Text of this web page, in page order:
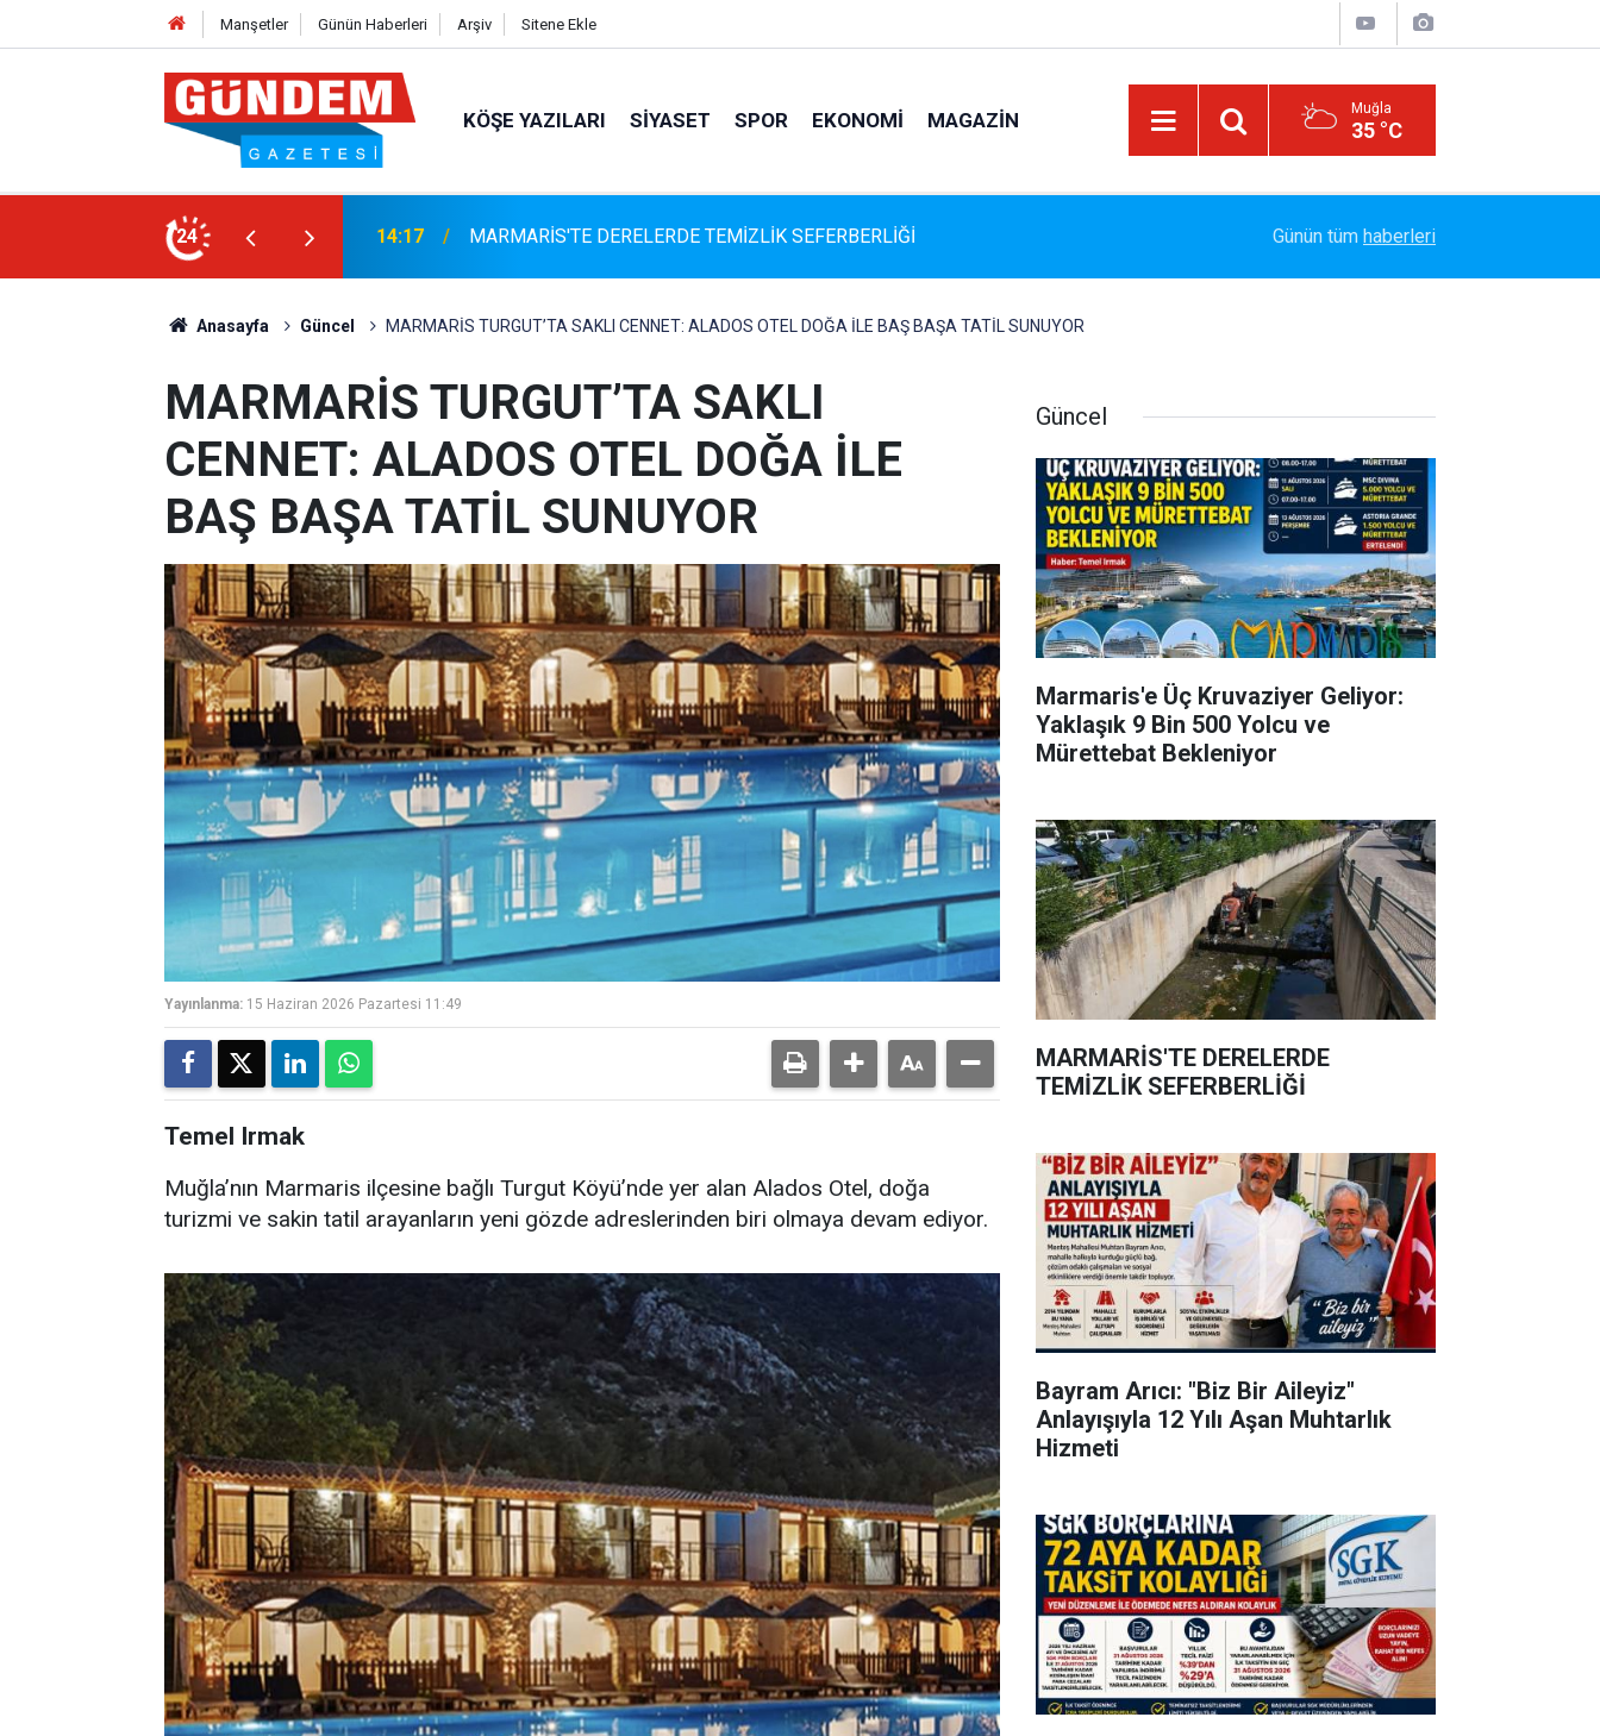
Manşetler Günün Haberleri Arşiv Sitene Ekle
KÖŞE YAZILARI SIYASET SPOR EKONOMI MAGAZIN Muğla
35 °C
24
SEFERBERLİĞİ 13:23 Bayram Arıcı: "Biz Bir Aileyiz" Anlayışıyla 12 Yılı Aşan Muhtarlık Hizmeti
“SARIŞINIM”A YENİ NEFES
Günün tüm haberleri
Anasayfa Güncel MARMARİS TURGUT’TA SAKLI CENNET: ALADOS OTEL DOĞA İLE BAŞ BAŞA TATİL SUNUYOR
MARMARİS TURGUT’TA SAKLI
CENNET: ALADOS OTEL DOĞA İLE
BAŞ BAŞA TATİL SUNUYOR
Yayınlanma: 15 Haziran 2026 Pazartesi 11:49
Temel Irmak
Muğla’nın Marmaris ilçesine bağlı Turgut Köyü’nde yer alan Alados Otel, doğa
turizmi ve sakin tatil arayanların yeni gözde adreslerinden biri olmaya devam ediyor.
Güncel
Marmaris'e Üç Kruvaziyer Geliyor:
Yaklaşık 9 Bin 500 Yolcu ve
Mürettebat Bekleniyor
MARMARİS'TE DERELERDE
TEMİZLİK SEFERBERLİĞİ
Bayram Arıcı: "Biz Bir Aileyiz"
Anlayışıyla 12 Yılı Aşan Muhtarlık
Hizmeti